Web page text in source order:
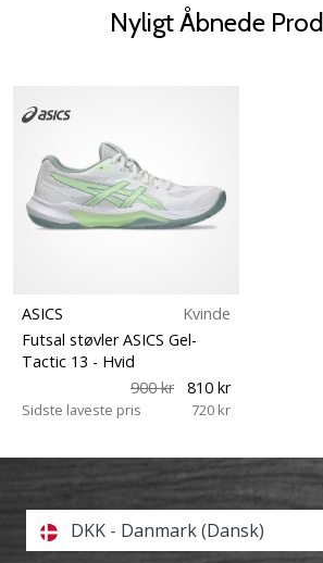
Nyligt Åbnede
ASICS
Kvinde
Futsal støvler ASICS Gel-
Tactic 13 - Hvid
900 kr
810 kr
Sidste laveste pris 720 kr
DKK - Danmark (Dansk)